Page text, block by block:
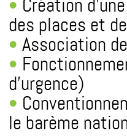
Création
des places et
Association
d’urgence)
le barème